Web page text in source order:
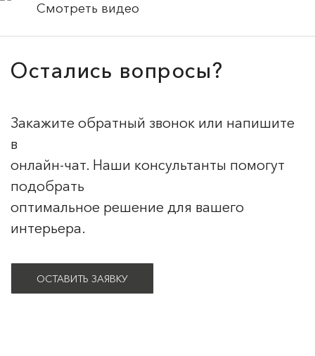
Смотреть видео
Остались вопросы?
Закажите обратный звонок или напишите
в
онлайн-чат. Наши консультанты помогут
подобрать
оптимальное решение для вашего
интерьера.
ОСТАВИТЬ ЗАЯВКУ